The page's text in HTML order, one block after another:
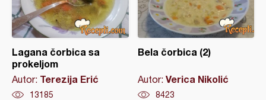
Lagana čorbica sa
prokeljom
Autor: Terezija Erić
13185
Bela čorbica (2)
Autor: Verica Nikolić
8423